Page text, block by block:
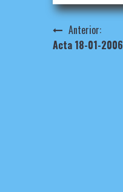
Navegación
de
Anterior:
Acta 18-01-2006